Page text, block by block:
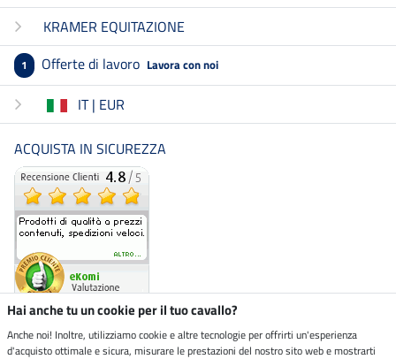
KRAMER EQUITAZIONE
1 Offerte di lavoro Lavora con noi
IT | EUR
ACQUISTA IN SICUREZZA
Hai anche tu un cookie per il tuo cavallo?
Anche noi! Inoltre, utilizziamo cookie e altre tecnologie per offrirti un'esperienza
d'acquisto ottimale e sicura, misurare le prestazioni del nostro sito web e mostrarti